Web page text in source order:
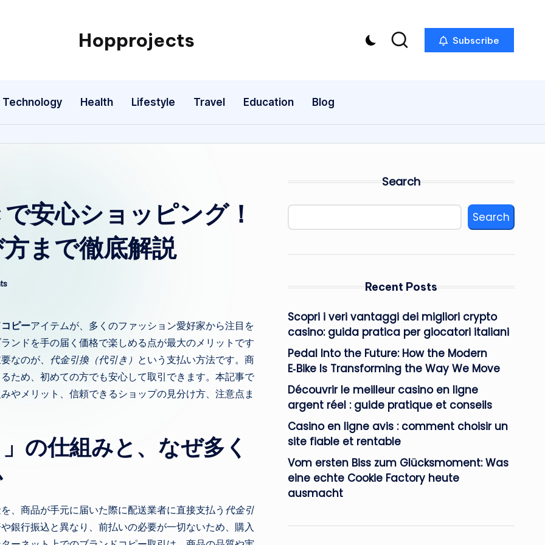
Hopprojects Subscribe
Technology Health Lifestyle Travel Education Blog
安心ショッピング！
まで徹底解説
ピーアイテムが、多くのファッション愛好家から注目を
ンドを手の届く価格で楽しめる点が最大のメリットです
なのが、 代金引換（代引き） という支払い方法です。商
ため、初めての方でも安心して取引できます。本記事で
やメリット、信頼できるショップの見分け方、注意点ま
の仕組みと、なぜ多く
、商品が手元に届いた際に配送業者に直接支払う 代金引
銀行振込と異なり、前払いの必要が一切ないため、購入
Search
Search
Recent Posts
Scopri i veri vantaggi dei migliori crypto
casino: guida pratica per giocatori italiani
Pedal Into the Future: How the Modern
E‑Bike Is Transforming the Way We Move
Découvrir le meilleur casino en ligne
argent réel : guide pratique et conseils
Casino en ligne avis : comment choisir un
site fiable et rentable
Vom ersten Biss zum Glücksmoment: Was
eine echte Cookie Factory heute
ausmacht